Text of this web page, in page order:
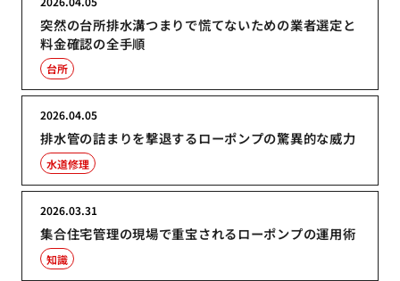
突然の台所排水溝つまりで慌てないための業者選定と
料金確認の全手順
台所
排水管の詰まりを撃退するローポンプの驚異的な威力
2026.04.05
水道修理
集合住宅管理の現場で重宝されるローポンプの運用術
2026.03.31
知識